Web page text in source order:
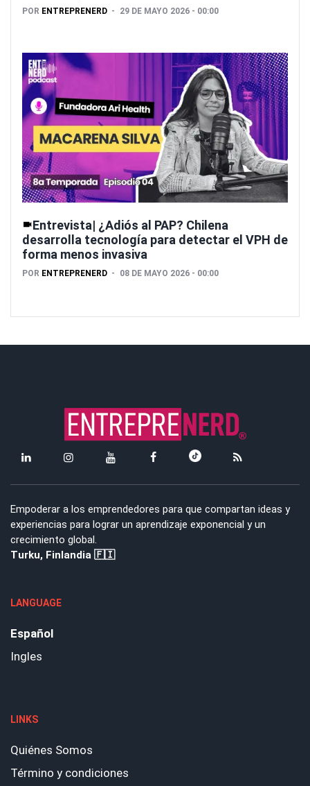
POR ENTREPRENERD 29 DE MAYO 2026 - 00:00
Entrevista| ¿Adiós al PAP? Chilena
desarrolla tecnología para detectar el VPH de
forma menos invasiva
POR ENTREPRENERD 08 DE MAYO 2026 - 00:00
Empoderar a los emprendedores para que compartan ideas y
experiencias para lograr un aprendizaje exponencial y un
crecimiento global.
Turku, Finlandia 🇫🇮
LANGUAGE
Español
Ingles
LINKS
Quiénes Somos
Término y condiciones